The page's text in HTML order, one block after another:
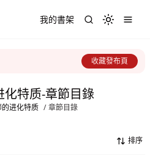
我的書架 Toggle
收藏發布頁
化特质-章節目錄
进化特质 / 章節目錄
排序